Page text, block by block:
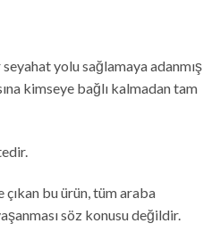
yolu sağlamaya adanmış
kimseye bağlı kalmadan tam
bu ürün, tüm araba
söz konusu değildir.